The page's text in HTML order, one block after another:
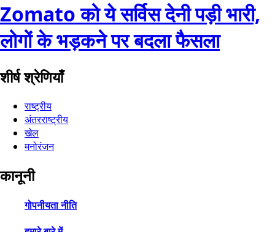
Zomato को ये सर्विस देनी पड़ी भारी,
लोगों के भड़कने पर बदला फैसला
शीर्ष श्रेणियाँ
राष्ट्रीय
अंतरराष्ट्रीय
खेल
मनोरंजन
कानूनी
गोपनीयता नीति